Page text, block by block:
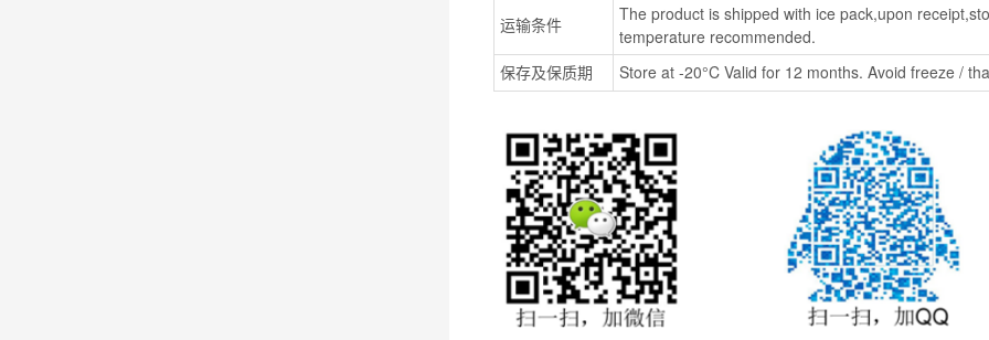
运输条件
The product is shipped with ice pack,upon
temperature recommended.
保存及保质期
Store at -20°C Valid for 12 months. Avoid freeze /